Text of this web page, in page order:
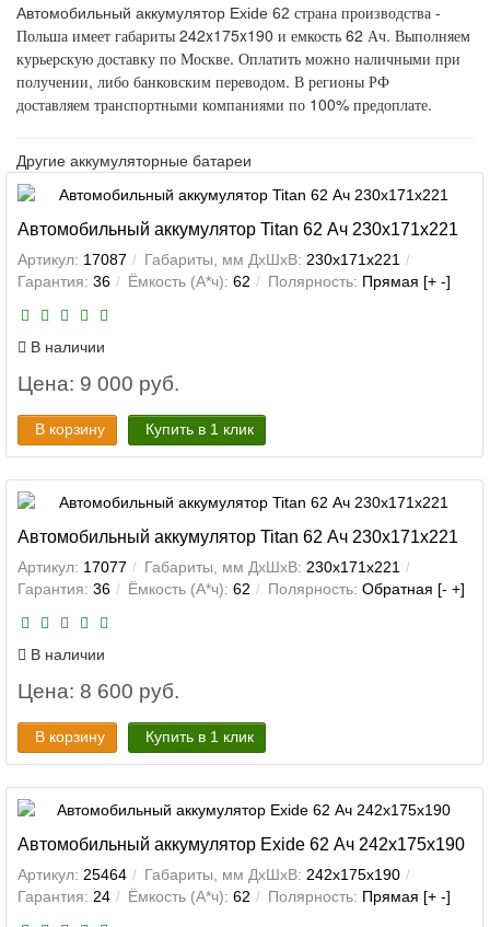
Автомобильный аккумулятор Exide 62 страна производства -
Польша имеет габариты 242x175x190 и емкость 62 Ач. Выполняем
курьерскую доставку по Москве. Оплатить можно наличными при
получении, либо банковским переводом. В регионы РФ
доставляем транспортными компаниями по 100% предоплате.
Другие аккумуляторные батареи
Автомобильный аккумулятор Titan 62 Ач 230x171x221
Артикул: 17087 Габариты, мм ДхШхВ: 230x171x221
Гарантия: 36 Ёмкость (А*ч): 62 Полярность: Прямая [+ -]
В наличии
Цена: 9 000 руб.
В корзину Купить в 1 клик
Автомобильный аккумулятор Titan 62 Ач 230x171x221
Артикул: 17077 Габариты, мм ДхШхВ: 230x171x221
Гарантия: 36 Ёмкость (А*ч): 62 Полярность: Обратная [- +]
В наличии
Цена: 8 600 руб.
В корзину Купить в 1 клик
Автомобильный аккумулятор Exide 62 Ач 242x175x190
Артикул: 25464 Габариты, мм ДхШхВ: 242x175x190
Гарантия: 24 Ёмкость (А*ч): 62 Полярность: Прямая [+ -]